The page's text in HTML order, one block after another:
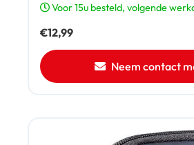
Voor 15u besteld, volgende
€12,99
Neem contact